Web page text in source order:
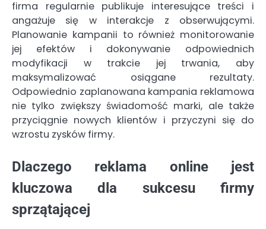
firma regularnie publikuje interesujące treści i
angażuje się w interakcje z obserwującymi.
Planowanie kampanii to również monitorowanie
jej efektów i dokonywanie odpowiednich
modyfikacji w trakcie jej trwania, aby
maksymalizować osiągane rezultaty.
Odpowiednio zaplanowana kampania reklamowa
nie tylko zwiększy świadomość marki, ale także
przyciągnie nowych klientów i przyczyni się do
wzrostu zysków firmy.
Dlaczego reklama online jest
kluczowa dla sukcesu firmy
sprzątającej